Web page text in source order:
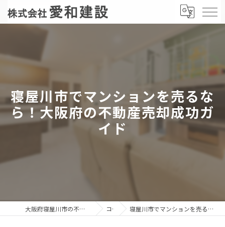
寝屋川市でマンションを売るな
ら！大阪府の不動産売却成功ガ
イド
大阪府寝屋川市の不動産売却なら株式会社愛和建設 コラム 寝屋川市でマンションを売るなら！大阪府の不動産売却成功ガイド